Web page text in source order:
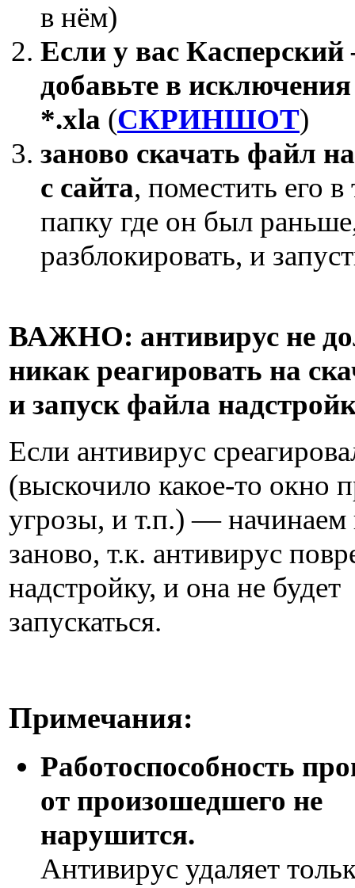
в нём)
Если у вас
добавьте в
*.xla (СКРИНШОТ)
заново скачать файл
с сайта, поместить его
папку где он был
разблокировать, и
ВАЖНО: антивирус не
никак реагировать на
и запуск файла
Если антивирус
(выскочило какое-то окно
угрозы, и т.п.) — начинаем
заново, т.к. антивирус
надстройку, и она не будет
запускаться.
Примечания:
Работоспособность
от произошедшего не
нарушится.
Антивирус удаляет